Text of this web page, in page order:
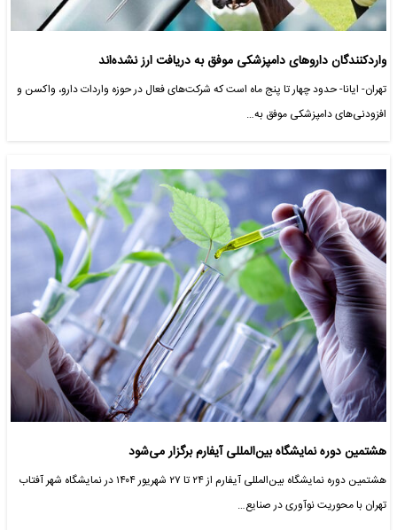
واردکنندگان داروهای دامپزشکی موفق به دریافت ارز نشده‌اند
تهران- ایانا- حدود چهار تا پنج ماه است که شرکت‌های فعال در حوزه واردات دارو، واکسن و
افزودنی‌های دامپزشکی موفق به…
هشتمین دوره نمایشگاه بین‌المللی آیفارم برگزار می‌شود
هشتمین دوره نمایشگاه بین‌المللی آیفارم از ۲۴ تا ۲۷ شهریور ۱۴۰۴ در نمایشگاه شهر آفتاب
تهران با محوریت نوآوری در صنایع…